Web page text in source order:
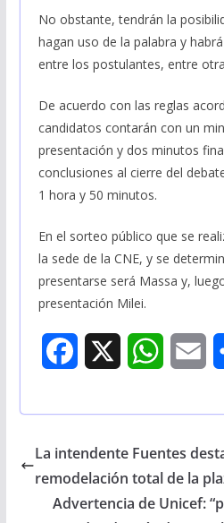
No obstante, tendrán la
hagan uso de la palabra y
entre los postulantes, entre
De acuerdo con las reglas
candidatos contarán con un
presentación y dos minutos
conclusiones al cierre del
1 hora y 50 minutos.
En el sorteo público que se
la sede de la CNE, y se
presentarse será Massa y,
presentación Milei.
e
W
t
s
i
l
La intendente Fuentes
remodelación total de la
Advertencia de Unicef: